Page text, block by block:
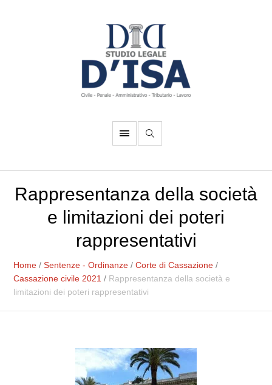
Rappresentanza della società
e limitazioni dei poteri
rappresentativi
Home /Sentenze - Ordinanze /Corte di Cassazione /
Cassazione civile 2021 / Rappresentanza della società e
limitazioni dei poteri rappresentativi